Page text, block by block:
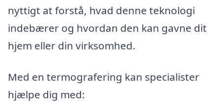
nyttigt at forstå, hvad denne teknologi
indebærer og hvordan den kan gavne dit
hjem eller din virksomhed.
Med en termografering kan specialister
hjælpe dig med: